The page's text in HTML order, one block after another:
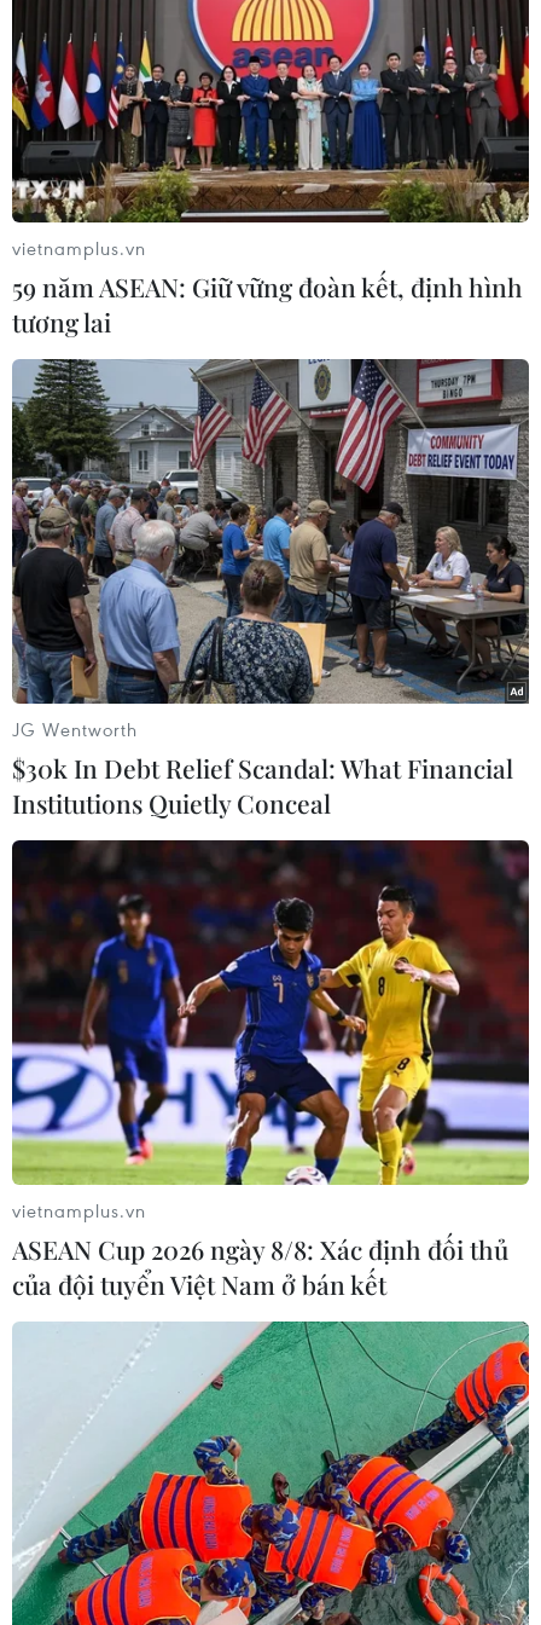
Hà Nội xử lý đối tượng giả danh cán bộ
thuế lừa đảo doanh nghiệp
04/06/2021 11:04
Cục Thuế thành phố Hà Nội khẳng định không có chủ
trương cũng như không cử cán bộ gọi điện thoại, fax
hay mang sách đến bán cho người nộp thuế.
Hà Nội: Giả danh cán bộ quân đội để lừa
đảo chiếm đoạt tài sản
02/06/2022 13:50
Theo Cơ quan công an, khoảng tháng 1/2022, do cần
tiền tiêu xài nên Dương Văn Sơn nảy sinh ý định lừa
đảo chiếm đoạt tài sản với hình thức giả danh cán bộ
quân đội rao bán pháo hoa của Bộ Quốc phòng.
vietnamplus.vn
59 năm ASEAN: Giữ vững đoàn kết, định hình
tương lai
JG Wentworth
$30k In Debt Relief Scandal: What Financial
Institutions Quietly Conceal
vietnamplus.vn
ASEAN Cup 2026 ngày 8/8: Xác định đối thủ
của đội tuyển Việt Nam ở bán kết